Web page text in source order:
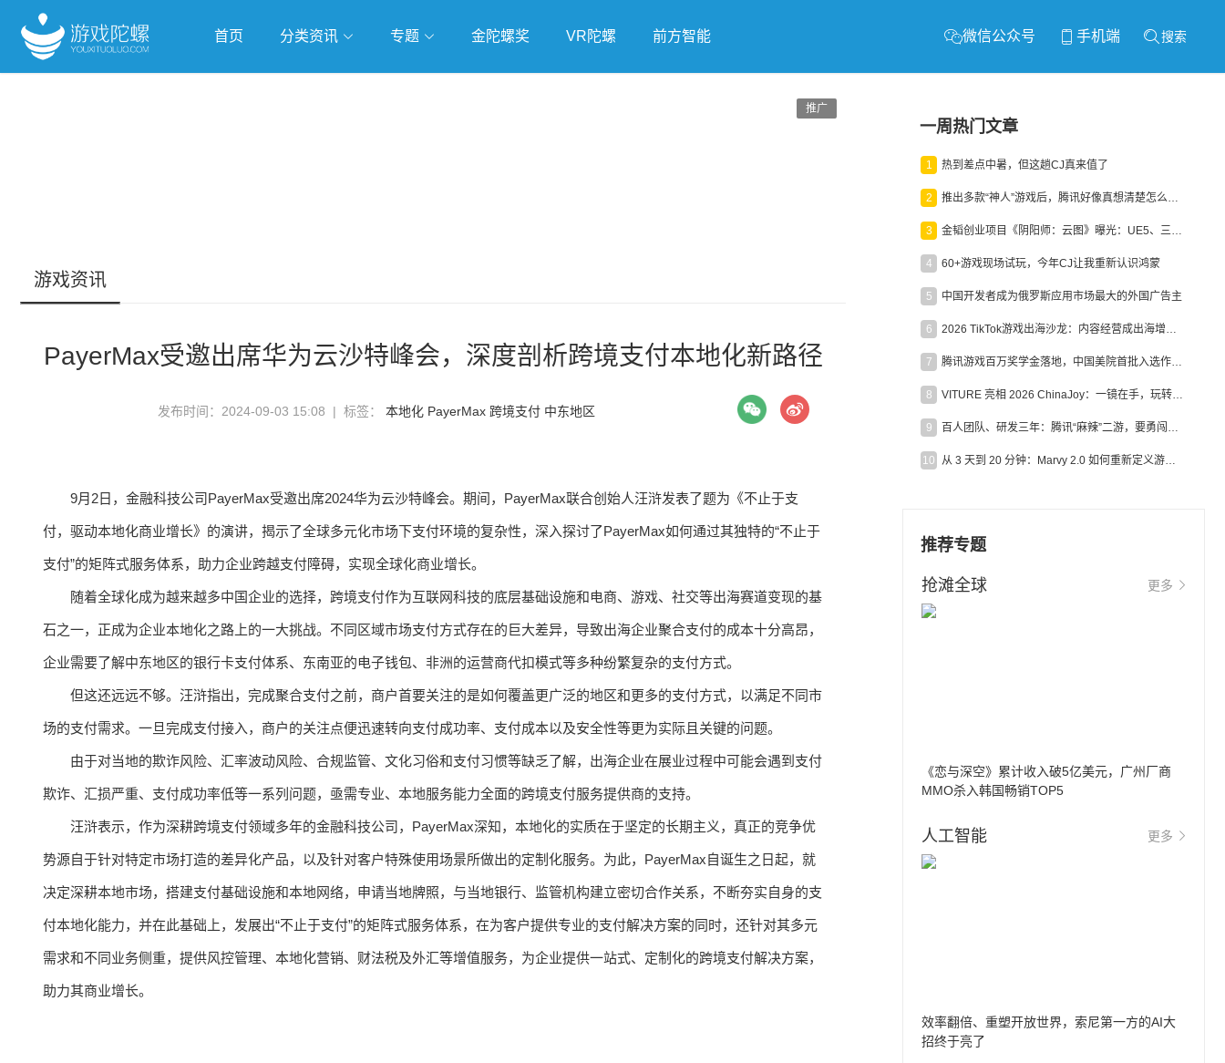
首页 分类资讯 专题 金陀螺奖 VR陀螺 前方智能 微信公众号 手机端 搜索
推广
游戏资讯
PayerMax受邀出席华为云沙特峰会，深度剖析跨境支付本地化新路径
发布时间：2024-09-03 15:08 | 标签： 本地化 PayerMax 跨境支付 中东地区
9月2日，金融科技公司PayerMax受邀出席2024华为云沙特峰会。期间，PayerMax联合创始人汪浒发表了题为《不止于支
付，驱动本地化商业增长》的演讲，揭示了全球多元化市场下支付环境的复杂性，深入探讨了PayerMax如何通过其独特的“不止于
支付”的矩阵式服务体系，助力企业跨越支付障碍，实现全球化商业增长。
随着全球化成为越来越多中国企业的选择，跨境支付作为互联网科技的底层基础设施和电商、游戏、社交等出海赛道变现的基
石之一，正成为企业本地化之路上的一大挑战。不同区域市场支付方式存在的巨大差异，导致出海企业聚合支付的成本十分高昂，
企业需要了解中东地区的银行卡支付体系、东南亚的电子钱包、非洲的运营商代扣模式等多种纷繁复杂的支付方式。
但这还远远不够。汪浒指出，完成聚合支付之前，商户首要关注的是如何覆盖更广泛的地区和更多的支付方式，以满足不同市
场的支付需求。一旦完成支付接入，商户的关注点便迅速转向支付成功率、支付成本以及安全性等更为实际且关键的问题。
由于对当地的欺诈风险、汇率波动风险、合规监管、文化习俗和支付习惯等缺乏了解，出海企业在展业过程中可能会遇到支付
欺诈、汇损严重、支付成功率低等一系列问题，亟需专业、本地服务能力全面的跨境支付服务提供商的支持。
汪浒表示，作为深耕跨境支付领域多年的金融科技公司，PayerMax深知，本地化的实质在于坚定的长期主义，真正的竞争优
势源自于针对特定市场打造的差异化产品，以及针对客户特殊使用场景所做出的定制化服务。为此，PayerMax自诞生之日起，就
决定深耕本地市场，搭建支付基础设施和本地网络，申请当地牌照，与当地银行、监管机构建立密切合作关系，不断夯实自身的支
付本地化能力，并在此基础上，发展出“不止于支付”的矩阵式服务体系，在为客户提供专业的支付解决方案的同时，还针对其多元
需求和不同业务侧重，提供风控管理、本地化营销、财法税及外汇等增值服务，为企业提供一站式、定制化的跨境支付解决方案，
助力其商业增长。
一周热门文章
1 热到差点中暑，但这趟CJ真来值了
2 推出多款“神人”游戏后，腾讯好像真想清楚怎么做二次元了
3 金韬创业项目《阴阳师：云图》曝光：UE5、三端互通、ARPG
4 60+游戏现场试玩，今年CJ让我重新认识鸿蒙
5 中国开发者成为俄罗斯应用市场最大的外国广告主
6 2026 TikTok游戏出海沙龙：内容经营成出海增长新引擎
7 腾讯游戏百万奖学金落地，中国美院首批入选作品获业内关注
8 VITURE 亮相 2026 ChinaJoy：一镜在手，玩转全场！
9 百人团队、研发三年：腾讯“麻辣”二游，要勇闯男性恋爱市场
10 从 3 天到 20 分钟：Marvy 2.0 如何重新定义游戏出海营销效率？
推荐专题
抢滩全球 更多
《恋与深空》累计收入破5亿美元，广州厂商
MMO杀入韩国畅销TOP5
人工智能 更多
效率翻倍、重塑开放世界，索尼第一方的AI大
招终于亮了